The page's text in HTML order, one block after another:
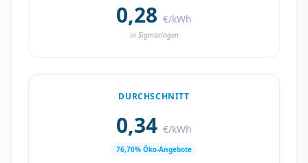
0,28 €/kWh
in Sigmaringen
DURCHSCHNITT
0,34 €/kWh
76,70% Öko-Angebote